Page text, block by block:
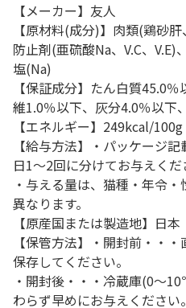
【メーカー】友人
【原材料(成分)】肉類(鶏砂
防止剤(亜硫酸Na、V.C、
塩(Na)
【保証成分】たん白質45.0
維1.0％以下、灰分4.0％以下
【エネルギー】249kcal/100g
【給与方法】・パッケージ
日1～2回に分けてお与えくだ
・与える量は、猫種・年令
異なります。
【原産国または製造地】日本
【保管方法】・開封前・・
保存してください。
・開封後・・・冷蔵庫(0～
わらず早めにお与えください。